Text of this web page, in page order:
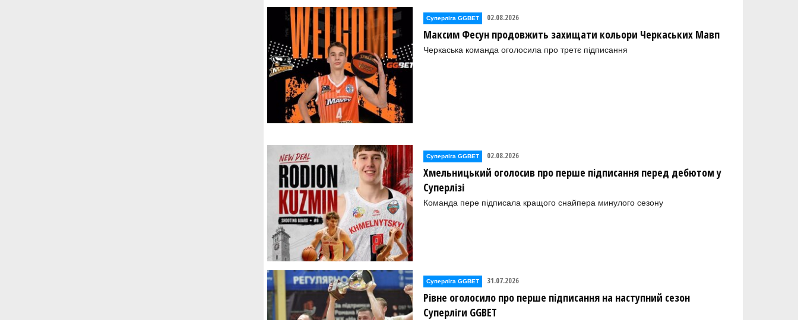
Суперліга GGBET 02.08.2026
Максим Фесун продовжить захищати кольори Черкаських Мавп
Черкаська команда оголосила про третє підписання
Суперліга GGBET 02.08.2026
Хмельницький оголосив про перше підписання перед дебютом у
Суперлізі
Команда пере підписала кращого снайпера минулого сезону
Суперліга GGBET 31.07.2026
Рівне оголосило про перше підписання на наступний сезон
Суперліги GGBET